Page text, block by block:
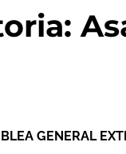
GENERAL